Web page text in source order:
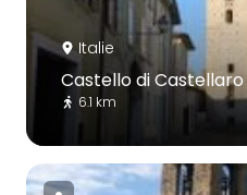
Italie
Castello di Castellaro
6.1 km